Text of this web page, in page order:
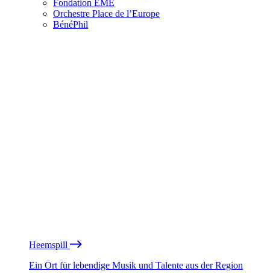
Fondation EME
Orchestre Place de l’Europe
BénéPhil
Heemspill
Ein Ort für lebendige Musik und Talente aus der Region